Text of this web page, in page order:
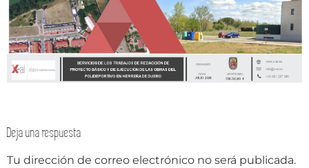
Deja una respuesta
Tu dirección de correo electrónico no será publicada.